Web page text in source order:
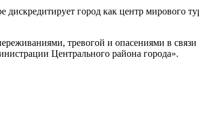
город как центр мирового
тревогой и опасениями в
Центрального района города».